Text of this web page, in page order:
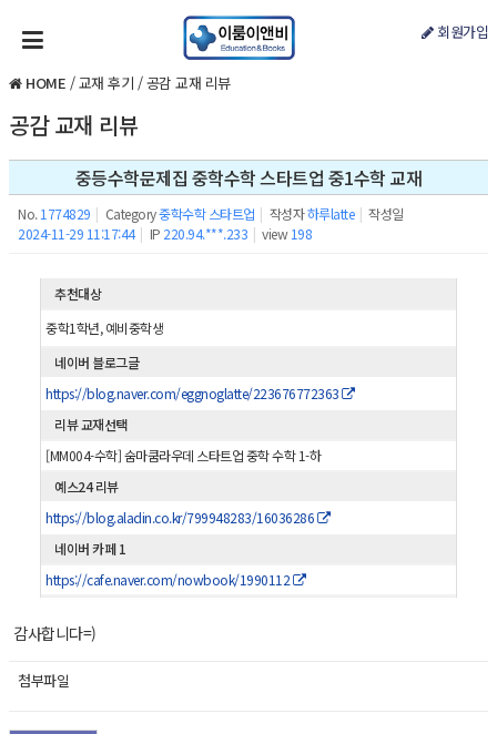
회원가입
HOME /교재 후기 /공감 교재 리뷰
공감 교재 리뷰
중등수학문제집 중학수학 스타트업 중1수학 교재
No. 1774829 | Category중학수학 스타트업 | 작성자하루latte | 작성일
2024-11-29 11:17:44 | IP 220.94.***.233 | view 198
추천대상
중학1학년, 예비중학생
네이버 블로그글
https://blog.naver.com/eggnoglatte/223676772363
리뷰 교재선택
[MM004-수학] 숨마쿰라우데 스타트업 중학 수학 1-하
예스24 리뷰
https://blog.aladin.co.kr/799948283/16036286
네이버 카페 1
https://cafe.naver.com/nowbook/1990112
감사합니다=)
첨부파일